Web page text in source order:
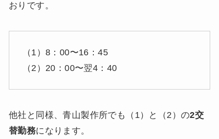
おりです。
（1）8：00〜16：45
（2）20：00〜翌4：40
他社と同様、青山製作所でも（1）と（2）の2交
替勤務になります。